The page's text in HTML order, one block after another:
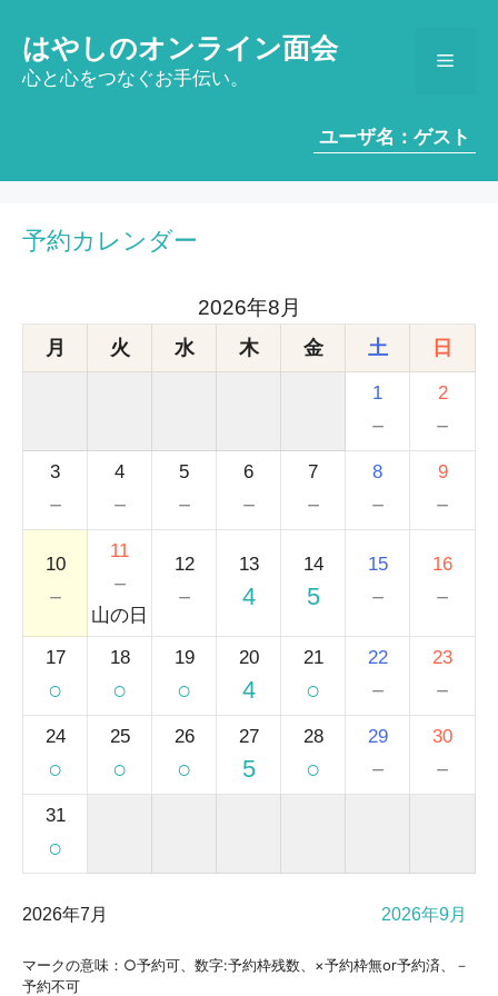
ス
はやしのオンライン面会
心と心をつなぐお手伝い。
メ
ニ
ユーザ名：ゲスト
予約カレンダー
2026年8月
月 火 水 木 金 土 日
1
－
2
－
3
－
4
－
5
－
6
－
7
－
8
－
9
－
10
－
11
－
山の日
12
－
13
4
14
5
15
－
16
－
17
○
18
○
19
○
20
4
21
○
22
－
23
－
24
○
25
○
26
○
27
5
28
○
29
－
30
－
31
○
2026年7月 2026年9月
マークの意味：○予約可、数字:予約枠残数、×予約枠無or予約済、－
予約不可